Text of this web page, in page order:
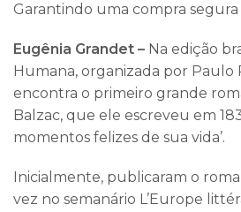
Garantindo uma compra segura
Eugênia Grandet – Na edição
Humana, organizada por Paulo
encontra o primeiro grande
Balzac, que ele escreveu em
momentos felizes de sua vida’.
Inicialmente, publicaram o
vez no semanário L’Europe